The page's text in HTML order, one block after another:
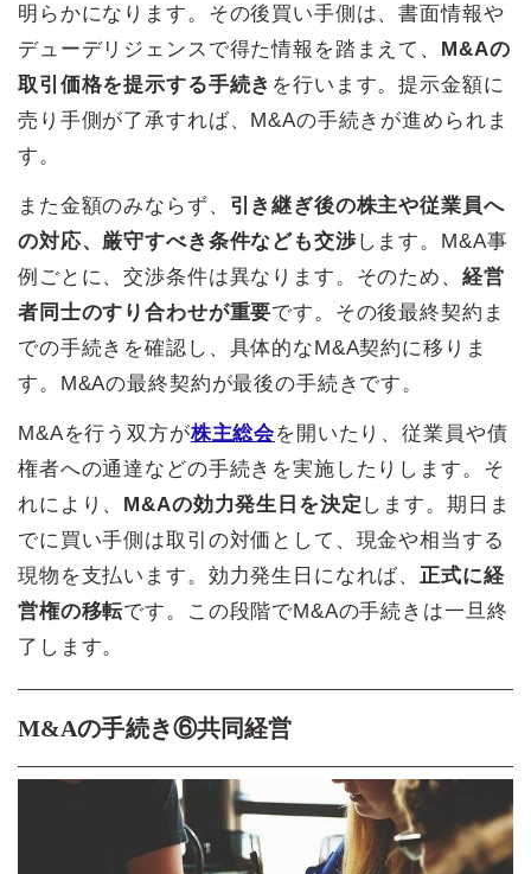
明らかになります。その後買い手側は、書面情報や
デューデリジェンスで得た情報を踏まえて、 M&Aの
取引価格を提示する手続き を行います。提示金額に
売り手側が了承すれば、M&Aの手続きが進められま
す。
また金額のみならず、 引き継ぎ後の株主や従業員へ
の対応、厳守すべき条件なども交渉します。M&A事
例ごとに、交渉条件は異なります。そのため、 経営
者同士のすり合わせが重要です。その後最終契約ま
での手続きを確認し、具体的なM&A契約に移りま
す。M&Aの最終契約が最後の手続きです。
M&Aを行う双方が株主総会を開いたり、従業員や債
権者への通達などの手続きを実施したりします。そ
れにより、 M&Aの効力発生日を決定 します。期日ま
でに買い手側は取引の対価として、現金や相当する
現物を支払います。効力発生日になれば、 正式に経
営権の移転です。この段階でM&Aの手続きは一旦終
了します。
M&Aの手続き⑥共同経営